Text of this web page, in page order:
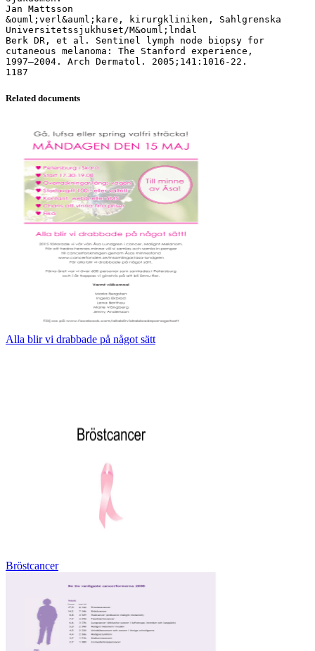
Jan Mattsson
&ouml;verl&auml;kare, kirurgkliniken, Sahlgrenska
Universitetssjukhuset/M&ouml;lndal
Berk DR, et al. Sentinel lymph node biopsy for
cutaneous melanoma: The Stanford experience,
1997–2004. Arch Dermatol. 2005;141:1016-22.
Related documents
Alla blir vi drabbade på något sätt
Bröstcancer